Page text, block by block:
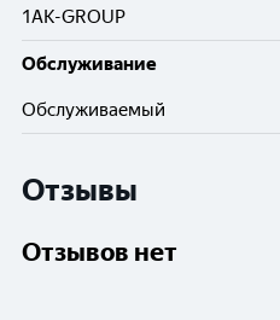
1AK-GROUP
Обслуживание
Обслуживаемый
Отзывы
Отзывов нет